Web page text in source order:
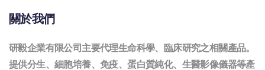
關於我們
研毅企業有限公司主要代理生命科學、臨床研究之相關產品。
提供分生、細胞培養、免疫、蛋白質純化、生醫影像儀器等產